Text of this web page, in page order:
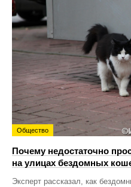
Общество
Почему недостаточно
на улицах бездомных
Эксперт рассказал, как